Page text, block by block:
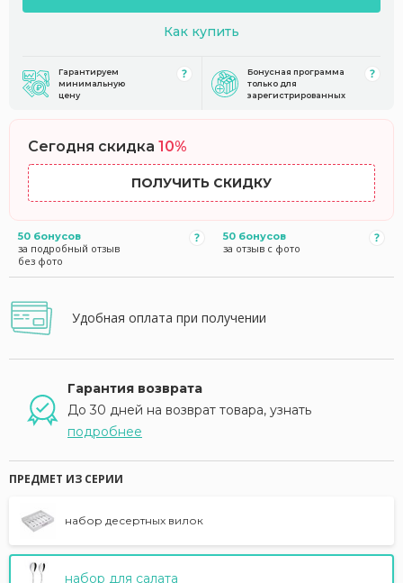
Как купить
Гарантируем
минимальную
цену
Бонусная программа
только для
зарегистрированных
Сегодня скидка 10%
ПОЛУЧИТЬ СКИДКУ
50 бонусов
за подробный отзыв
без фото
50 бонусов
за отзыв с фото
Удобная оплата при получении
Гарантия возврата
До 30 дней на возврат товара, узнать
подробнее
ПРЕДМЕТ ИЗ СЕРИИ
набор десертных вилок
набор для салата